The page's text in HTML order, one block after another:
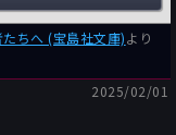
になる。この世代は
雇用が多いこの世代
ちへ (宝島社文庫)より
2025/02/01